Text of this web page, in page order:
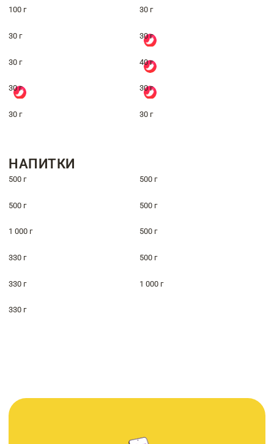
100 г 30 г
30 г 30 г
30 г 40 г
30 г 30 г
30 г 30 г
НАПИТКИ
500 г 500 г
500 г 500 г
1 000 г 500 г
330 г 500 г
330 г 1 000 г
330 г